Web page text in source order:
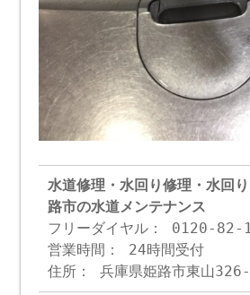
水道修理・水回り修理・水回
路市の水道メンテナンス
フリーダイヤル： 0120-82-
営業時間： 24時間受付
住所： 兵庫県姫路市東山